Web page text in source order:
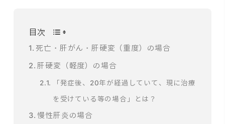
目次
死亡・肝がん・肝硬変（重度）の場合
肝硬変（軽度）の場合
「発症後、20年が経過していて、現に治療
を受けている等の場合」とは？
慢性肝炎の場合